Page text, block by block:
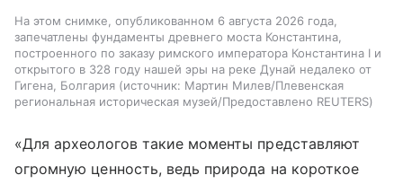
На этом снимке, опубликованном 6 августа 2026 года,
запечатлены фундаменты древнего моста Константина,
построенного по заказу римского императора Константина I и
открытого в 328 году нашей эры на реке Дунай недалеко от
Гигена, Болгария
источник: Мартин Милев/Плевенская
региональная историческая музей/Предоставлено REUTERS
«Для археологов такие моменты представляют
огромную ценность, ведь природа на короткое